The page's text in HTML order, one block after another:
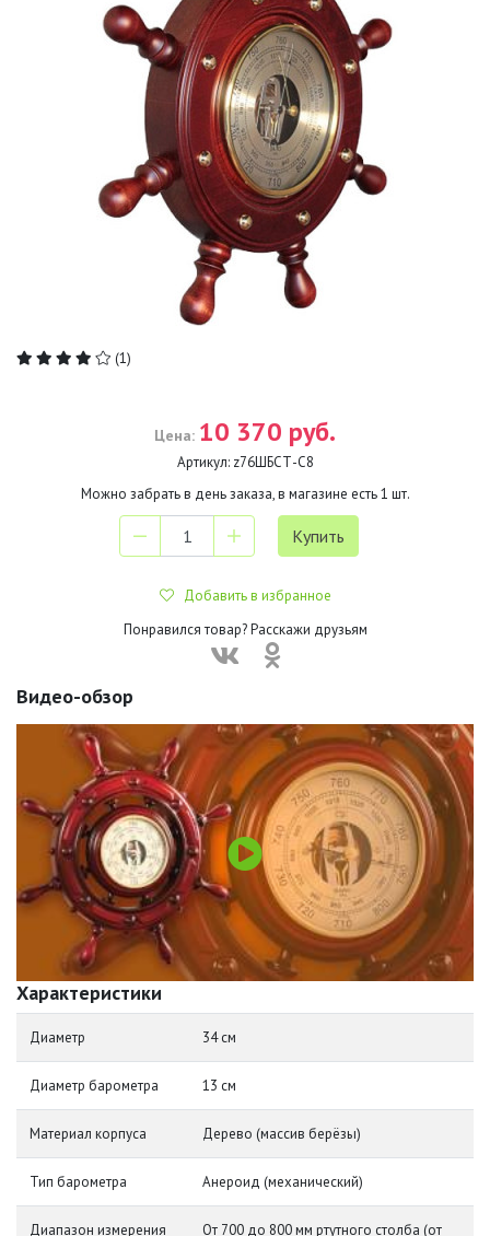
(1)
Цена: 10 370 руб.
Артикул: z76ШБСТ-С8
Можно забрать в день заказа, в магазине есть1 шт.
Добавить в избранное
Понравился товар? Расскажи друзьям
Видео-обзор
Характеристики
Диаметр 34 см
Диаметр барометра 13 см
Материал корпуса Дерево (массив берёзы)
Тип барометра Анероид (механический)
Диапазон измерения От 700 до 800 мм ртутного столба (от